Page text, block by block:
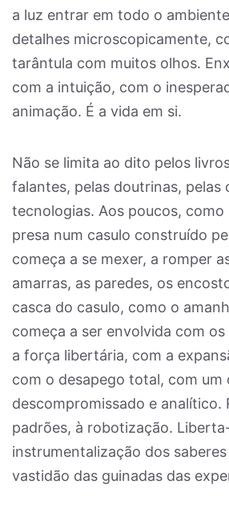
a luz entrar em todo o
detalhes microscopicamente,
tarântula com muitos olhos.
com a intuição, com o
animação. É a vida em si.
Não se limita ao dito pelos
falantes, pelas doutrinas, pelas
tecnologias. Aos poucos, como
presa num casulo construído
começa a se mexer, a romper
amarras, as paredes, os
casca do casulo, como o
começa a ser envolvida com
a força libertária, com a
com o desapego total, com um
descompromissado e analítico.
padrões, à robotização.
instrumentalização dos
vastidão das guinadas das